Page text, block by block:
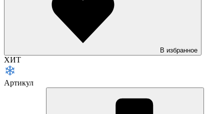
В избранное
ХИТ
Артикул